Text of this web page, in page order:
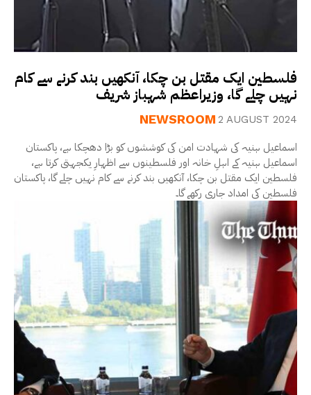
فلسطین ایک مقتل بن چکا، آنکھیں بند کرنے سے کام
نہیں چلے گا، وزیراعظم شہباز شریف
NEWSROOM 2 AUGUST 2024
اسماعیل ہنیہ کی شہادت امن کی کوششوں کو بڑا دھچکا ہے، پاکستان
اسماعیل ہنیہ کے اہلِ خانہ اور فلسطینوں سے اظہارِ یکجہتی کرتا ہے،
فلسطین ایک مقتل بن چکا، آنکھیں بند کرنے سے کام نہیں چلے گا، پاکستان
فلسطین کی امداد جاری رکھے گا۔